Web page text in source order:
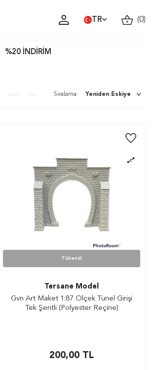
TR (0)
%20 İNDİRİM
Sıralama:
Tükendi
Tersane Model
Gvn Art Maket 1:87 Ölçek Tünel Girişi
Tek Şeritli (Polyester Reçine)
200,00 TL